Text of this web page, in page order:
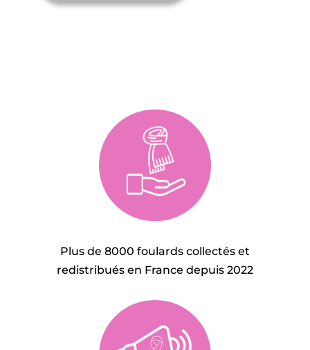
Plus de 8000 foulards collectés et
redistribués en France depuis 2022